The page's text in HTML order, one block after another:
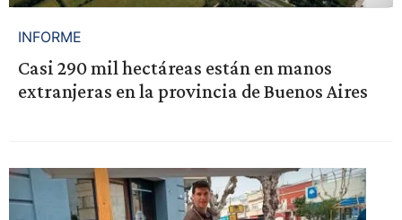
INFORME
Casi 290 mil hectáreas están en manos
extranjeras en la provincia de Buenos Aires